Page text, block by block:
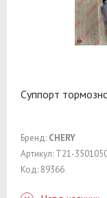
Суппорт
Бренд: CHERY
Артикул: T21-
Код: 89366